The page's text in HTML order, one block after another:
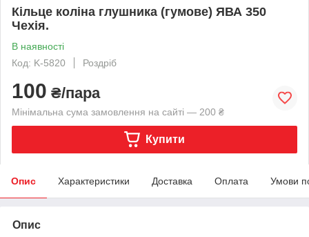
Кільце коліна глушника (гумове) ЯВА 350
Чехія.
В наявності
Код: K-5820
Роздріб
100 ₴/пара
Мінімальна сума замовлення на сайті — 200 ₴
Купити
Опис Характеристики Доставка Оплата Умови
Опис